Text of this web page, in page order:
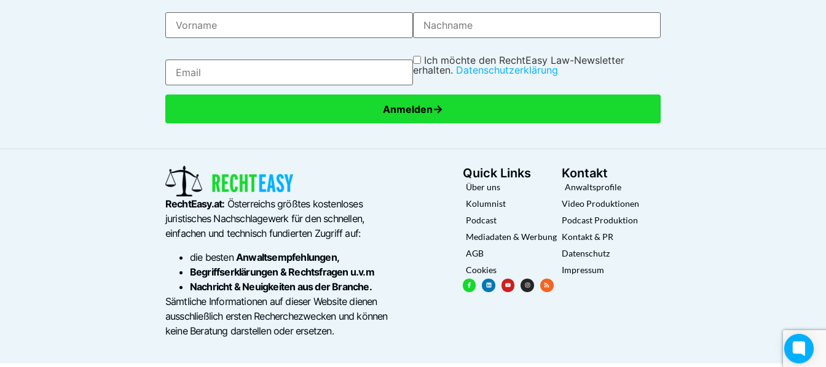
Ich möchte den RechtEasy Law-Newsletter
erhalten. Datenschutzerklärung
Anmelden→
RechtEasy.at: Österreichs größtes kostenloses
juristisches Nachschlagewerk für den schnellen,
einfachen und technisch fundierten Zugriff auf:
die bestenAnwaltsempfehlungen,
Begriffserklärungen & Rechtsfragen u.v.m
Nachricht & Neuigkeiten aus der Branche.
Sämtliche Informationen auf dieser Website dienen
ausschließlich ersten Recherchezwecken und können
keine Beratung darstellen oder ersetzen.
Quick Links
Über uns
Kolumnist
Podcast
Mediadaten & Werbung
AGB
Cookies
Kontakt
Anwaltsprofile
Video Produktionen
Podcast Produktion
Kontakt & PR
Datenschutz
Impressum